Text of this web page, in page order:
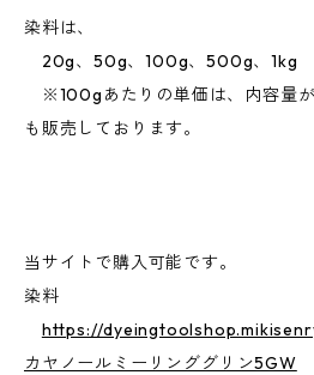
染料は、
20g、50g、100g、500g、1kg
※100gあたりの単価は、内容量が
も販売しております。
当サイトで購入可能です。
染料
https://
カヤノールミーリンググリン5GW